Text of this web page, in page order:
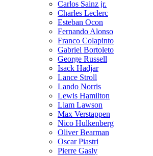
Carlos Sainz jr.
Charles Leclerc
Esteban Ocon
Fernando Alonso
Franco Colapinto
Gabriel Bortoleto
George Russell
Isack Hadjar
Lance Stroll
Lando Norris
Lewis Hamilton
Liam Lawson
Max Verstappen
Nico Hulkenberg
Oliver Bearman
Oscar Piastri
Pierre Gasly